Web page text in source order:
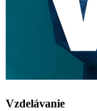
Vzdelávanie